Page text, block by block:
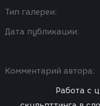
Тип галереи:
Дата публикации:
Комментарий автора:
Работа с